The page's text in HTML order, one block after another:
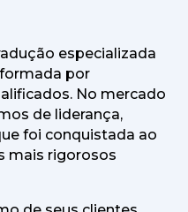
especializada
por
No mercado
de liderança,
foi conquistada ao
mais rigorosos